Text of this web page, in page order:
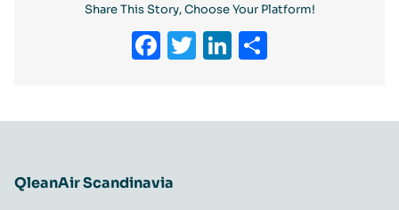
Share This Story, Choose Your Platform!
Facebook
Twitter
LinkedIn
QleanAir Scandinavia